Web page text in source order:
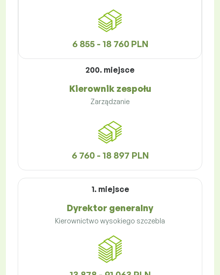
6 855 - 18 760 PLN
200. miejsce
Kierownik zespołu
Zarządzanie
6 760 - 18 897 PLN
1. miejsce
Dyrektor generalny
Kierownictwo wysokiego szczebla